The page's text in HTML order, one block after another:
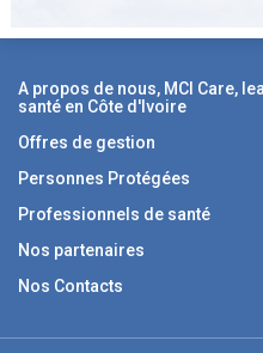
A propos de nous, MCI Care,
santé en Côte d'Ivoire
Offres de gestion
Personnes Protégées
Professionnels de santé
Nos partenaires
Nos Contacts